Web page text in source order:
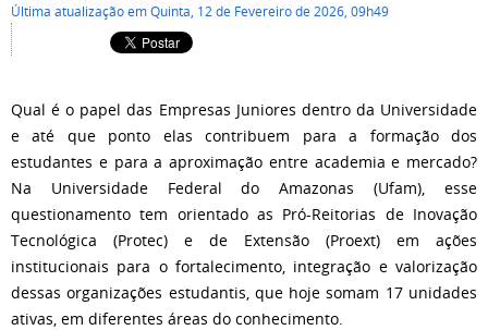
Última atualização em Quinta, 12 de Fevereiro de 2026, 09h49
Qual é o papel das Empresas Juniores dentro da Universidade
e até que ponto elas contribuem para a formação dos
estudantes e para a aproximação entre academia e mercado?
Na Universidade Federal do Amazonas (Ufam), esse
questionamento tem orientado as Pró-Reitorias de Inovação
Tecnológica (Protec) e de Extensão (Proext) em ações
institucionais para o fortalecimento, integração e valorização
dessas organizações estudantis, que hoje somam 17 unidades
ativas, em diferentes áreas do conhecimento.